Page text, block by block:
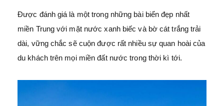
Được đánh giá là một trong những bài biển đẹp nhất
miền Trung với mặt nước xanh biếc và bờ cát trắng trải
dài, vững chắc sẽ cuộn được rất nhiều sự quan hoài của
du khách trên mọi miền đất nước trong thời kì tới.